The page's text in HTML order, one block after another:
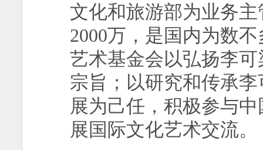
文化和旅游部为业务
2000万，是国内为数
艺术基金会以弘扬李
宗旨；以研究和传承
展为己任，积极参与
展国际文化艺术交流。